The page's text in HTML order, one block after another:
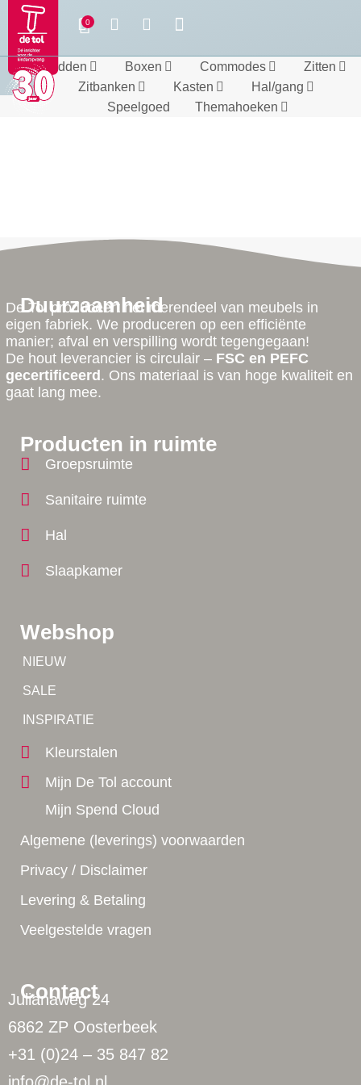
Bedden Boxen Commodes
Zitten
Zitbanken
Kasten
Hal/gang
Speelgoed
Themahoeken
Contact
Julianaweg 24
6862 ZP Oosterbeek
+31 (0)24 – 35 847 82
Webshop
NIEUW
SALE
INSPIRATIE
Kleurstalen
Mijn De Tol account
Mijn Spend Cloud
Algemene (leverings) voorwaarden
Privacy / Disclaimer
Levering & Betaling
Veelgestelde vragen
Producten in ruimte
Groepsruimte
Sanitaire ruimte
Hal
Slaapkamer
Duurzaamheid
De Tol produceert het merendeel van meubels in
eigen fabriek. We produceren op een efficiënte
manier; afval en verspilling wordt tegengegaan!
De hout leverancier is circulair – FSC en PEFC
gecertificeerd . Ons materiaal is van hoge kwaliteit en
gaat lang mee.